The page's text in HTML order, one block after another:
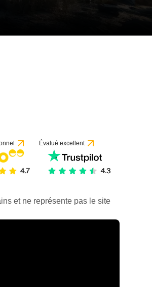
Évalué excellent
et ne représente pas le site